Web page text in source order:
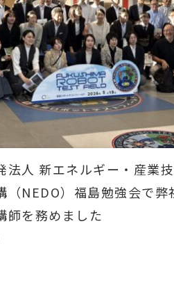
法人 新エネルギー・産業
（NEDO）福島勉強会で弊
師を務めました